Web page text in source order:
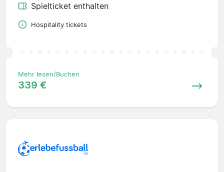
Spielticket enthalten
Hospitality tickets
Mehr lesen/Buchen
339 €